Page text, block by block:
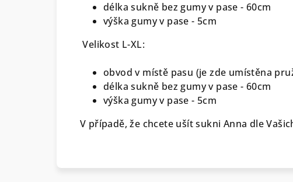
délka sukně bez gumy v pase - 60cm
výška gumy v pase - 5cm
Velikost L-XL:
obvod v místě pasu (je zde umístěna
délka sukně bez gumy v pase - 60cm
výška gumy v pase - 5cm
V případě, že chcete ušít sukni Anna dle